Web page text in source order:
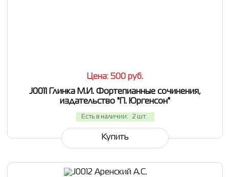
Цена: 500 руб.
J0011 Глинка М.И. Фортепианные сочинения,
издательство "П. Юргенсон"
Есть в наличии: 2 шт.
Купить